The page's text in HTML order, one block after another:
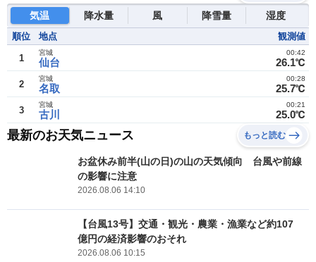
気温 降水量 風 降雪量 湿度
順位 地点 観測値
1 仙台
宮城
26.1℃
00:42
2 名取
宮城
25.7℃
00:28
3 古川
宮城
25.0℃
00:21
最新のお天気ニュース もっと読む
お盆休み前半(山の日)の山の天気傾向 台風や前線
の影響に注意
2026.08.06 14:10
【台風13号】交通・観光・農業・漁業など約107
億円の経済影響のおそれ
2026.08.06 10:15